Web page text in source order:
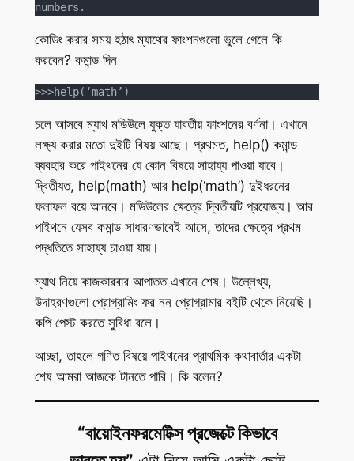
numbers.
কোডিং করার সময় হঠাৎ ম্যাথের ফাংশনগুলো ভুলে গেলে কি
করবেন? কমান্ড দিন
>>>help(‘math’)
চলে আসবে ম্যাথ মডিউলে যুক্ত যাবতীয় ফাংশনের বর্ণনা। এখানে
লক্ষ্য করার মতো দুইটি বিষয় আছে। প্রথমত, help() কমান্ড
ব্যবহার করে পাইথনের যে কোন বিষয়ে সাহায্য পাওয়া যাবে।
দ্বিতীযত, help(math) আর help(‘math’) দুইধরনের
ফলাফল বয়ে আনবে। মডিউলের ক্ষেত্রে দ্বিতীয়টি প্রযোজ্য। আর
পাইথনে যেসব কমান্ড সাধারণভাবেই আসে, তাদের ক্ষেত্রে প্রথম
পদ্ধতিতে সাহায্য চাওয়া যায়।
ম্যাথ নিয়ে কাজকারবার আপাতত এখানে শেষ। উল্লেখ্য,
উদাহরণগুলো প্রোগ্রামিং ফর নন প্রোগ্রামার বইটি থেকে নিয়েছি।
কপি পেস্ট করতে সুবিধা বলে।
আচ্ছা, তাহলে গণিত বিষয়ে পাইথনের প্রাথমিক কথাবার্তার একটা
শেষ আমরা আজকে টানতে পারি। কি বলেন?
“বায়োইনফরমেটিক্স প্রজেক্টে কিভাবে